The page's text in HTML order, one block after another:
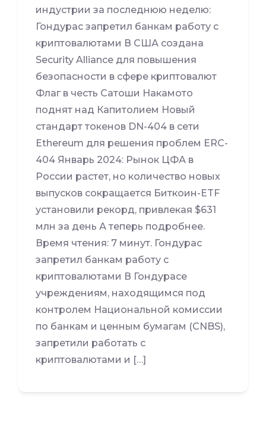
индустрии за последнюю неделю:
Гондурас запретил банкам работу с
криптовалютами В США создана
Security Alliance для повышения
безопасности в сфере криптовалют
Флаг в честь Сатоши Накамото
поднят над Капитолием Новый
стандарт токенов DN-404 в сети
Ethereum для решения проблем ERC-
404 Январь 2024: Рынок ЦФА в
России растет, но количество новых
выпусков сокращается Биткоин-ETF
установили рекорд, привлекая $631
млн за день А теперь подробнее.
Время чтения: 7 минут. Гондурас
запретил банкам работу с
криптовалютами В Гондурасе
учреждениям, находящимся под
контролем Национальной комиссии
по банкам и ценным бумагам (CNBS),
запретили работать с
криптовалютами и […]